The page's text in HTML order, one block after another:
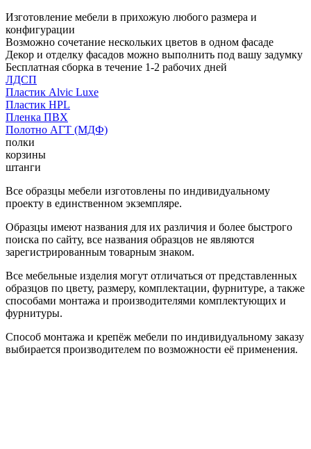
Изготовление мебели в прихожую любого размера и
конфигурации
Возможно сочетание нескольких цветов в одном фасаде
Декор и отделку фасадов можно выполнить под вашу задумку
Бесплатная сборка в течение 1-2 рабочих дней
ЛДСП
Пластик Alvic Luxe
Пластик HPL
Пленка ПВХ
Полотно АГТ (МДФ)
полки
корзины
штанги
Все образцы мебели изготовлены по индивидуальному
проекту в единственном экземпляре.
Образцы имеют названия для их различия и более быстрого
поиска по сайту, все названия образцов не являются
зарегистрированным товарным знаком.
Все мебельные изделия могут отличаться от представленных
образцов по цвету, размеру, комплектации, фурнитуре, а также
способами монтажа и производителями комплектующих и
фурнитуры.
Способ монтажа и крепёж мебели по индивидуальному заказу
выбирается производителем по возможности её применения.